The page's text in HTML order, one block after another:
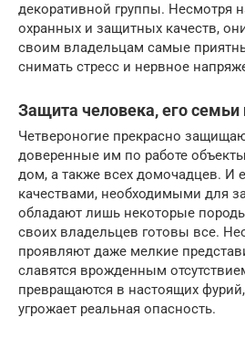
декоративной группы. Несмотря
охранных и защитных качеств,
своим владельцам самые
снимать стресс и нервное
Защита человека, его семьи
Четвероногие прекрасно
доверенные им по работе
дом, а также всех домочадцев. И
качествами, необходимыми для
обладают лишь некоторые
своих владельцев готовы все.
проявляют даже мелкие
славятся врожденным
превращаются в настоящих
угрожает реальная опасность.